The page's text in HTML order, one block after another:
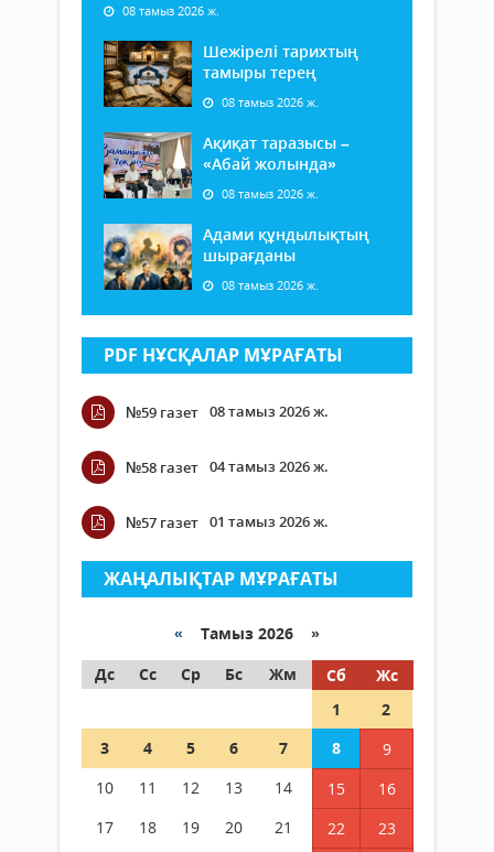
08 тамыз 2026 ж.
Шежірелі тарихтың
тамыры терең
08 тамыз 2026 ж.
Ақиқат таразысы –
«Абай жолында»
08 тамыз 2026 ж.
Адами құндылықтың
шырағданы
08 тамыз 2026 ж.
PDF НҰСҚАЛАР МҰРАҒАТЫ
№59 газет 08 тамыз 2026 ж.
№58 газет 04 тамыз 2026 ж.
№57 газет 01 тамыз 2026 ж.
ЖАҢАЛЫҚТАР МҰРАҒАТЫ
« Тамыз 2026 »
Дс
Сс Ср Бс Жм Сб
Жс
1
2
3
4 5 6 7 8
9
10
11 12 13 14 15
16
17
18 19 20 21 22
23